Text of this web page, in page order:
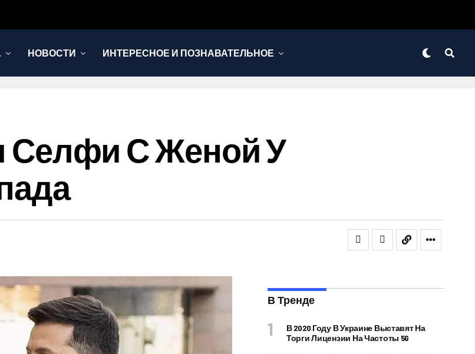
НОВОСТИ ИНТЕРЕСНОЕ И ПОЗНАВАТЕЛЬНОЕ
Селфи С Женой У
В Тренде
В 2020 Году В Украине Выставят На
Торги Лицензии На Частоты 5G